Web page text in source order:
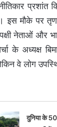
प्रशांत
इस मौके पर
नेताओं और
के अध्यक्ष
वे लोग
दुनिया के